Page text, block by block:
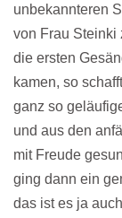
unbekannteren
von Frau Steinki
die ersten
kamen, so
ganz so
und aus den
mit Freude
ging dann ein
das ist es ja